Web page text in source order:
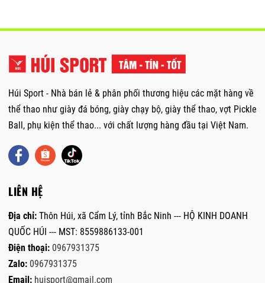
Húi Sport - Nhà bán lẻ & phân phối thương hiệu các mặt hàng về
thể thao như giày đá bóng, giày chạy bộ, giày thể thao, vợt Pickle
Ball, phụ kiện thể thao... với chất lượng hàng đầu tại Việt Nam.
LIÊN HỆ
Địa chỉ: Thôn Húi, xã Cẩm Lý, tỉnh Bắc Ninh --- HỘ KINH DOANH
QUỐC HÚI --- MST: 8559886133-001
Điện thoại: 0967931375
Zalo: 0967931375
Email: huisport@gmail.com